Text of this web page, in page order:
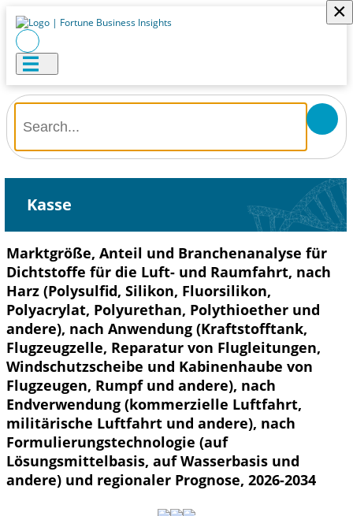
×
Kasse
Marktgröße, Anteil und Branchenanalyse für
Dichtstoffe für die Luft- und Raumfahrt, nach
Harz (Polysulfid, Silikon, Fluorsilikon,
Polyacrylat, Polyurethan, Polythioether und
andere), nach Anwendung (Kraftstofftank,
Flugzeugzelle, Reparatur von Flugleitungen,
Windschutzscheibe und Kabinenhaube von
Flugzeugen, Rumpf und andere), nach
Endverwendung (kommerzielle Luftfahrt,
militärische Luftfahrt und andere), nach
Formulierungstechnologie (auf
Lösungsmittelbasis, auf Wasserbasis und
andere) und regionaler Prognose, 2026-2034